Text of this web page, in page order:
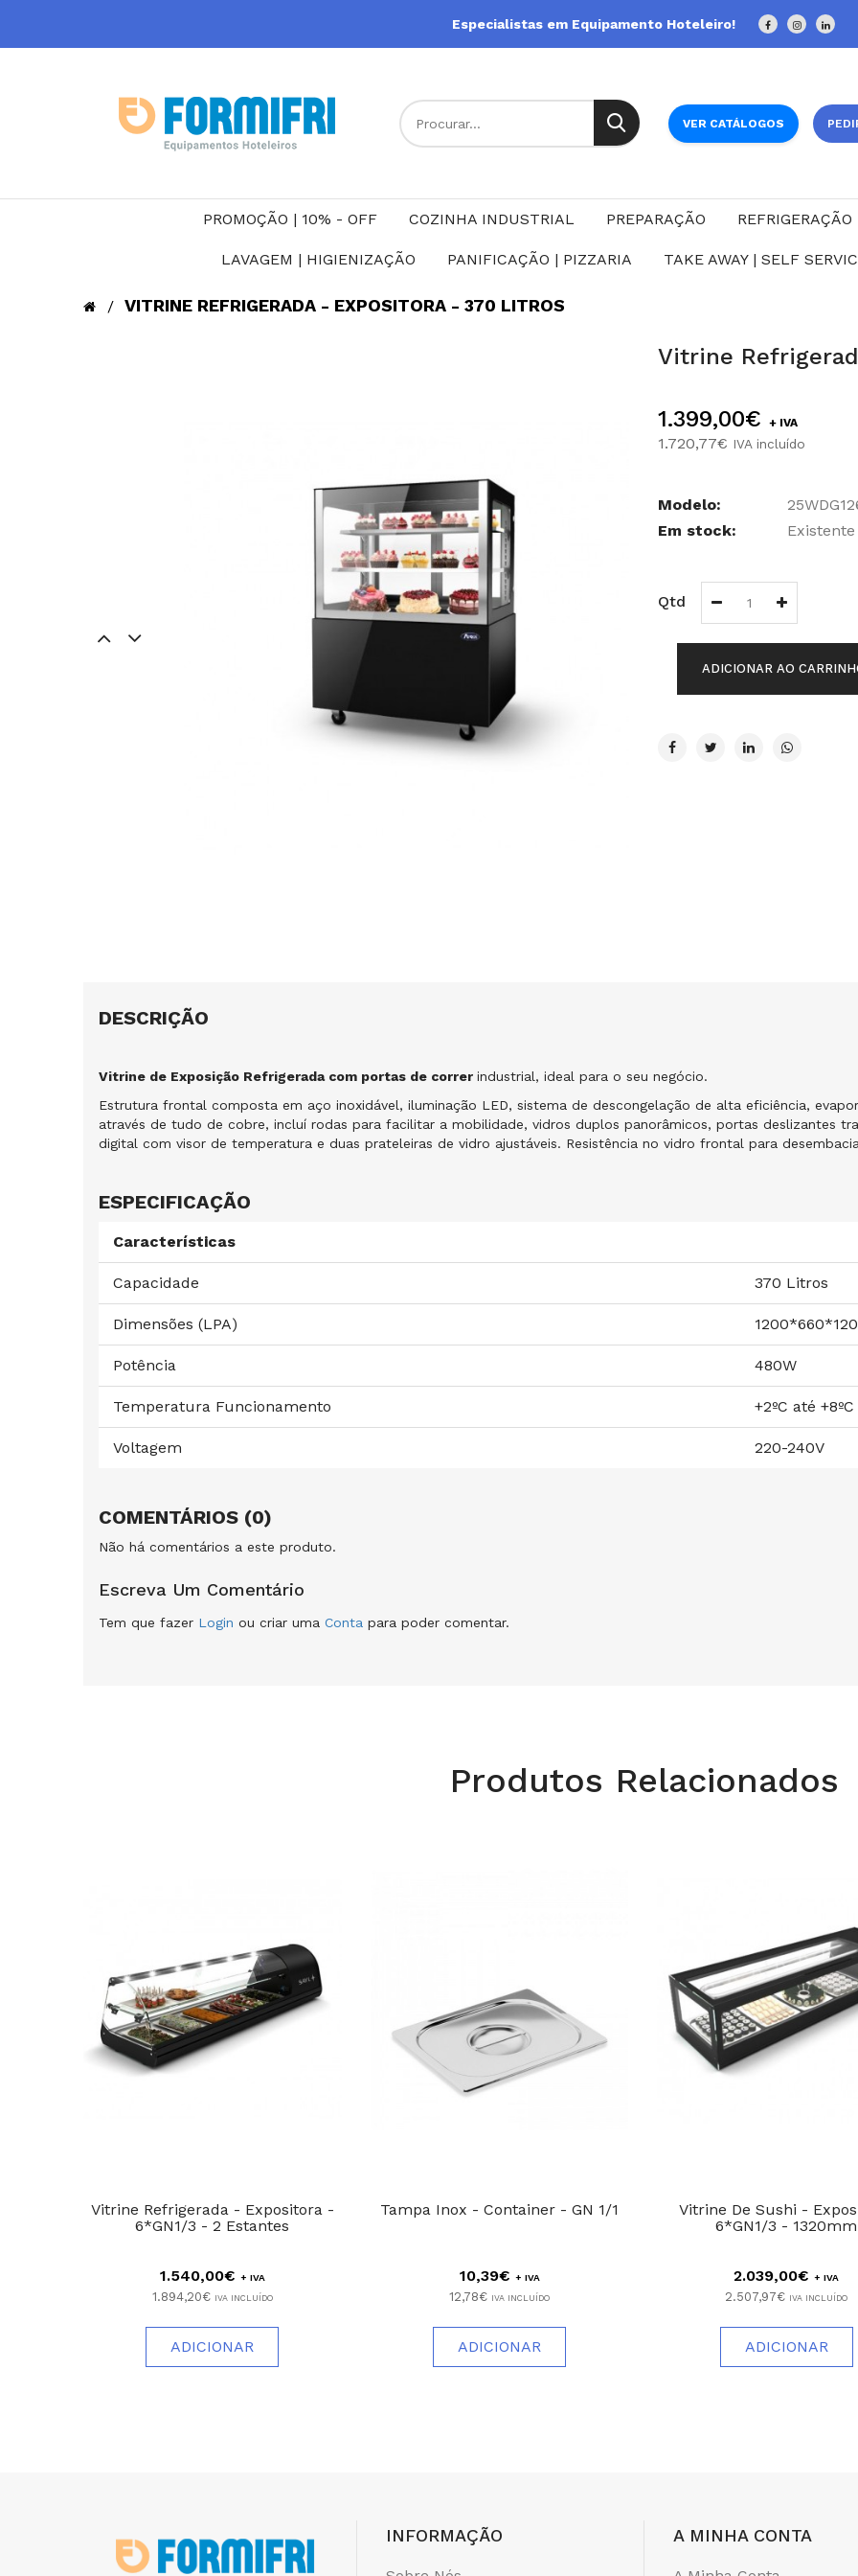
Especialistas em Equipamento Hoteleiro!
VER CATÁLOGOS
PROMOÇÃO | 10% - OFF COZINHA INDUSTRIAL PREPARAÇÃO REFRIGERAÇÃO
LAVAGEM | HIGIENIZAÇÃO PANIFICAÇÃO | PIZZARIA TAKE AWAY | SELF
VITRINE REFRIGERADA - EXPOSITORA - 370 LITROS
Vitrine
1.399,00€ + IVA
1.720,77€ IVA incluído
Modelo:
Em stock:
Existente
Qtd
ADICIONAR AO
DESCRIÇÃO
Vitrine de Exposição Refrigerada com portas de correr industrial, ideal para o seu negócio.
Estrutura frontal composta em aço inoxidável, iluminação LED, sistema de descongelação de alta eficiência,
através de tudo de cobre, incluí rodas para facilitar a mobilidade, vidros duplos panorâmicos, portas deslizantes
digital com visor de temperatura e duas prateleiras de vidro ajustáveis. Resistência no vidro frontal para
ESPECIFICAÇÃO
Características
Capacidade 370 Litros
Dimensões (LPA)
Potência 480W
Temperatura Funcionamento +2ºC até +8ºC
Voltagem 220-240V
COMENTÁRIOS (0)
Não há comentários a este produto.
Escreva Um Comentário
Tem que fazer Login ou criar uma Conta para poder comentar.
Produtos Relacionados
Vitrine Refrigerada - Expositora -
6*GN1/3 - 2 Estantes
1.540,00€ + IVA
1.894,20€ IVA INCLUÍDO
ADICIONAR
Tampa Inox - Container - GN 1/1
10,39€ + IVA
12,78€ IVA INCLUÍDO
ADICIONAR
Vitrine De Sushi -
6*GN1/3 - 1320mm
2.039,00€+ IVA
2.507,97€ IVA INCLUÍDO
ADICIONAR
INFORMAÇÃO A MINHA CONTA